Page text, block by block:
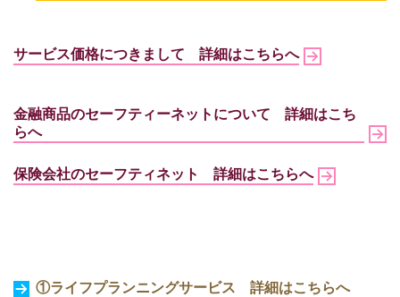
サービス価格につきまして 詳細はこちらへ
金融商品のセーフティーネットについて 詳細はこち
らへ
保険会社のセーフティネット 詳細はこちらへ
①ライフプランニングサービス 詳細はこちらへ